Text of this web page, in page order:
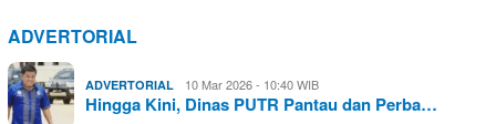
ADVERTORIAL
ADVERTORIAL 10 Mar 2026 - 10:40 WIB
Hingga Kini, Dinas PUTR Pantau dan Perba…